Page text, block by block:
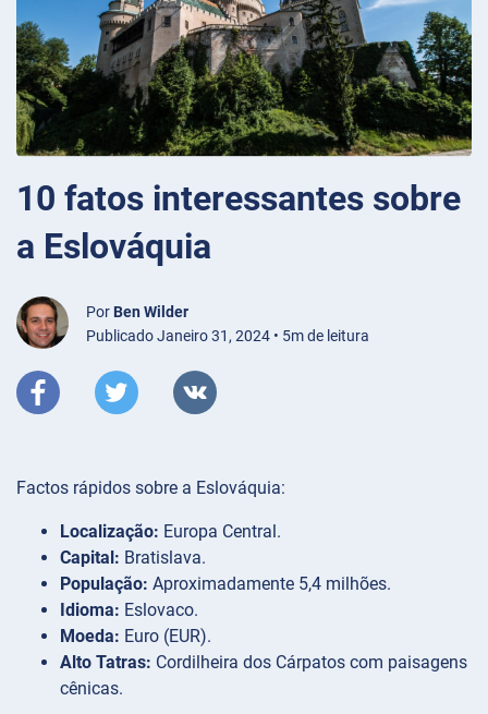
10 fatos interessantes sobre
a Eslováquia
Por Ben Wilder
Publicado Janeiro 31, 2024 • 5m de leitura
Factos rápidos sobre a Eslováquia:
Localização: Europa Central.
Capital: Bratislava.
População: Aproximadamente 5,4 milhões.
Idioma: Eslovaco.
Moeda: Euro (EUR).
Alto Tatras: Cordilheira dos Cárpatos com paisagens
cênicas.